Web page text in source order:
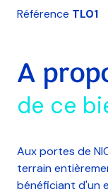
Référence TL01
A
de ce
Aux portes de
terrain
bénéficiant d'un